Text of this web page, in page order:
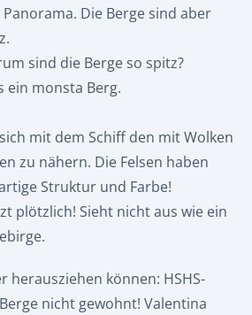
Panorama. Die Berge sind aber
sind die Berge so spitz?
ein monsta Berg.
mit dem Schiff den mit Wolken
zu nähern. Die Felsen haben
Struktur und Farbe!
plötzlich! Sieht nicht aus wie ein
herausziehen können: HSHS-
nicht gewohnt! Valentina